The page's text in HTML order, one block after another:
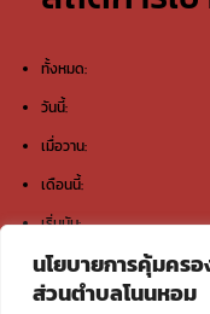
นโยบายการคุ้มคร
ส่วนตำบลโนนหอม
ทั้งหมด:
วันนี้:
เมื่อวาน:
เดือนนี้:
เริ่มนับ: